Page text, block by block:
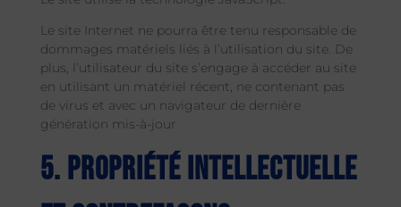
Le site Internet ne pourra être tenu responsable de
dommages matériels liés à l’utilisation du site. De
plus, l’utilisateur du site s’engage à accéder au site
en utilisant un matériel récent, ne contenant pas
de virus et avec un navigateur de dernière
génération mis-à-jour
5. Propriété intellectuelle